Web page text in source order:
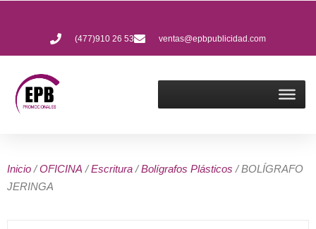
(477)910 26 53 ventas@epbpublicidad.com
Inicio /OFICINA /Escritura /Bolígrafos Plásticos / BOLÍGRAFO
JERINGA